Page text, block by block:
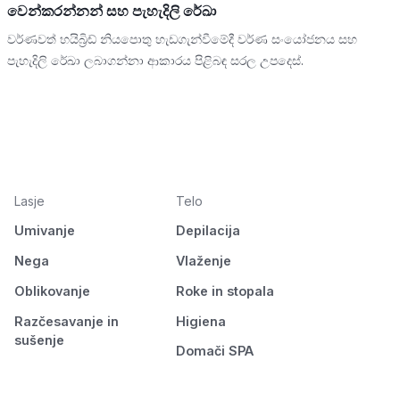
වෙන්කරන්නන් සහ පැහැදිලි රේඛා
වර්ණවත් හයිබ්‍රිඩ් නියපොතු හැඩගැන්වීමේදී වර්ණ සංයෝජනය සහ
පැහැදිලි රේඛා ලබාගන්නා ආකාරය පිළිබඳ සරල උපදෙස්.
Lasje
Umivanje
Nega
Oblikovanje
Razčesavanje in
sušenje
Telo
Depilacija
Vlaženje
Roke in stopala
Higiena
Domači SPA